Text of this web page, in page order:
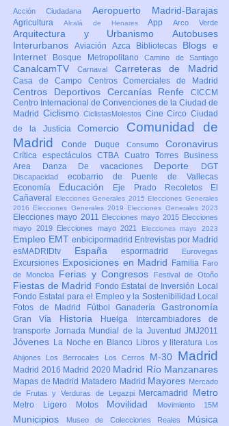
Acción Ciudadana Aeropuerto Madrid-Barajas
Agricultura Alcalá de HenaresAppArco Verde
Arquitectura y Urbanismo Autobuses
Interurbanos Aviación Azca Bibliotecas Blogs e
Internet
Bosque MetropolitanoCamino de Santiago
CanalcamTV Carnaval Carreteras de Madrid
Casa de Campo Centros Comerciales de Madrid
Centros Deportivos Cercanías Renfe CICCM
Centro Internacional de Convenciones de la Ciudad de
Madrid CiclismoCiclistasMolestos CineCircoCiudad
de la JusticiaComercio Comunidad de
MadridConde Duque Consumo Coronavirus
Crítica espectáculosCTBA Cuatro Torres Business
Area
Danza De vacaciones Deporte DGT
Discapacidad ecobarrio de Puente de Vallecas
Economía Educación Eje Prado Recoletos
El
Cañaveral
Elecciones Generales 2015 Elecciones Generales
2016 Elecciones Generales 2019 Elecciones Generales 2023
Elecciones mayo 2011 Elecciones mayo 2015 Elecciones
mayo 2019
Elecciones mayo 2021 Elecciones mayo 2023
Empleo EMT enbicipormadrid Entrevistas por Madrid
esMADRIDtv Españaespormadrid Eurovegas
Excursiones Exposiciones en Madrid Familia Faro
de Moncloa
Ferias y Congresos Festival de Otoño
Fiestas de Madrid Fondo Estatal de Inversión Local
Fondo Estatal para el Empleo y la Sostenibilidad Local
Fotos de Madrid
FútbolGanaderíaGastronomía
Gran Vía Historia Huelga
Intercambiadores de
transporte Jornada Mundial de la Juventud JMJ2011
Jóvenes La Noche en Blanco Libros y literatura
Los
Ahijones
Los Berrocales Los Cerros M-30 Madrid
Madrid 2016 Madrid 2020 Madrid Río Manzanares
Mapas de Madrid Matadero Madrid Mayores Mercado
de Frutas y Verduras de Legazpi
Mercamadrid Metro
Metro Ligero Motos Movilidad Movimiento 15M
Municipios Museo de Colecciones Reales Música